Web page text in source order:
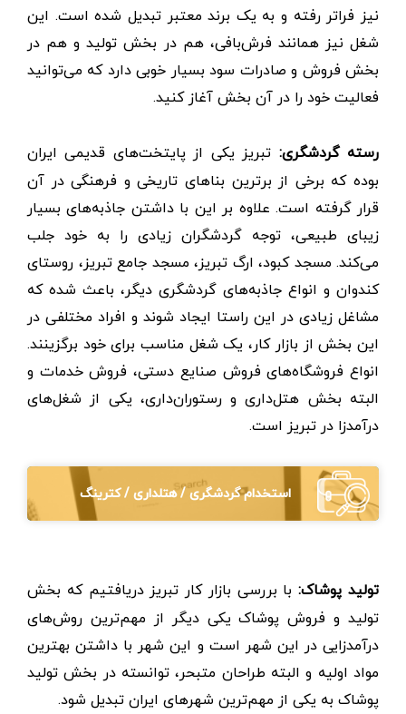
نیز فراتر رفته و به یک برند معتبر تبدیل شده است. این
شغل نیز همانند فرش‌بافی، هم در بخش تولید و هم در
بخش فروش و صادرات سود بسیار خوبی دارد که می‌توانید
فعالیت خود را در آن بخش آغاز کنید.
رسته گردشگری: تبریز یکی از پایتخت‌های قدیمی ایران
بوده که برخی از برترین بناهای تاریخی و فرهنگی در آن
قرار گرفته است. علاوه بر این با داشتن جاذبه‌های بسیار
زیبای طبیعی، توجه گردشگران زیادی را به خود جلب
می‌کند. مسجد کبود، ارگ تبریز، مسجد جامع تبریز، روستای
کندوان و انواع جاذبه‌های گردشگری دیگر، باعث شده که
مشاغل زیادی در این راستا ایجاد شوند و افراد مختلفی در
این بخش از بازار کار، یک شغل مناسب برای خود برگزینند.
انواع فروشگاه‌های فروش صنایع دستی، فروش خدمات و
البته بخش هتل‌داری و رستوران‌داری، یکی از شغل‌های
درآمدزا در تبریز است.
استخدام گردشگری / هتلداری / کترینگ
تولید پوشاک:با بررسی بازار کار تبریز دریافتیم که بخش
تولید و فروش پوشاک یکی دیگر از مهم‌ترین روش‌های
درآمدزایی در این شهر است و این شهر با داشتن بهترین
مواد اولیه و البته طراحان متبحر، توانسته در بخش تولید
پوشاک به یکی از مهم‌ترین شهرهای ایران تبدیل شود.